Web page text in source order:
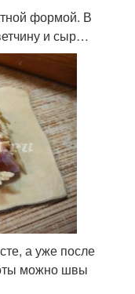
формой. В
и сыр…
а уже после
можно швы